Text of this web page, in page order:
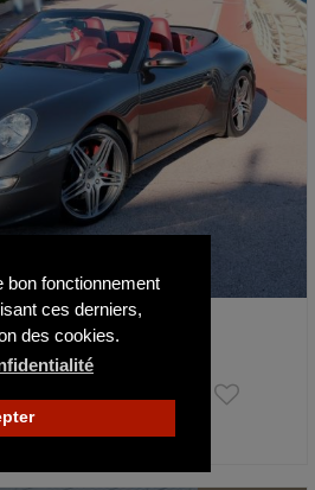
bon fonctionnement
ces derniers,
des cookies.
Tiproni…